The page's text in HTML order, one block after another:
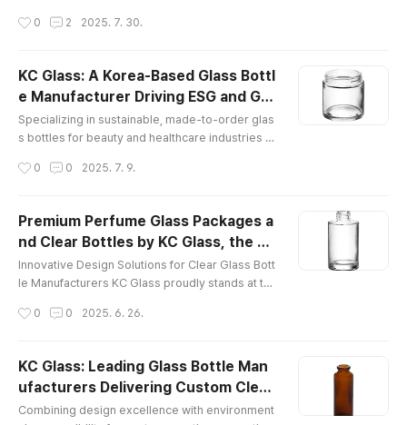
the most challenging industrial environments. M
tent performance, even in tough conditions. Wh
ether used on construction sites, in manufacturi
ng facilities, or in log..
0 2 2025. 7. 30.
KC Glass: A Korea-Based Glass Bottl
e Manufacturer Driving ESG and Glo
bal Custom Partnerships
Specializing in sustainable, made-to-order glas
s bottles for beauty and healthcare industries w
ng glass bottle manufacturer, is gaining recognit
maceuticals. Based in South Korea, this innovati
ve Korea glass bottle factory is pioneering sust
ainable grow..
0 0 2025. 7. 9.
Premium Perfume Glass Packages a
nd Clear Bottles by KC Glass, the Tr
usted Korea Glass Bottle Manufact
urer
Innovative Design Solutions for Clear Glass Bott
le Manufacturers KC Glass proudly stands at th
leading Korea glass bottle manufacturer, recog
e design and production of clear glass bottles a
nd perfume glass packages, KC Glass serves a
s a one-stop partner..
0 0 2025. 6. 26.
KC Glass: Leading Glass Bottle Man
ufacturers Delivering Custom Clear
Glass Bottles and Sustainable Packa
Combining design excellence with environment